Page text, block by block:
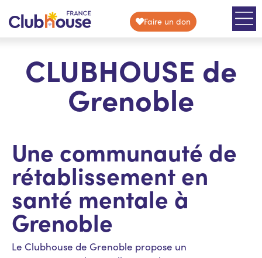
Faire un don
CLUBHOUSE de
Grenoble
Une communauté de
rétablissement en
santé mentale à
Grenoble
Le Clubhouse de Grenoble propose un